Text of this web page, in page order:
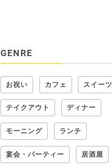
GENRE
お祝い カフェ スイーツ
テイクアウト ディナー
モーニング ランチ
宴会・パーティー 居酒屋